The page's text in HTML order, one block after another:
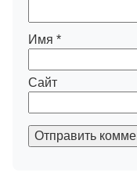
Имя *
Сайт
Отправить